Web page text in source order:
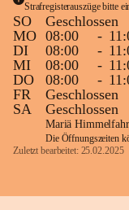
Strafregisterauszüge bitte
SO
Geschlossen
MO 08:00 -
DI
08:00 -
MI
08:00 -
DO
08:00 -
FR
Geschlossen
SA
Geschlossen
Mariä
Die Öffnungszeiten
Zuletzt bearbeitet: 25.02.2025